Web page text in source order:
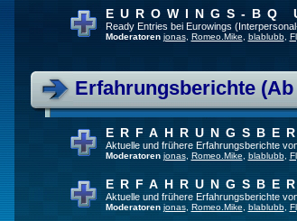
EUROWINGS-BQ
Ready Entries bei Eurowings
Moderatoren jonas, Romeo.Mike blablubb,
Erfahrungsberichte
Aktuelle und frühere Erfahrungsberichte
Moderatoren jonas, Romeo.Mike blablubb,
Aktuelle und frühere Erfahrungsberichte
Moderatoren jonas, Romeo.Mike blablubb,